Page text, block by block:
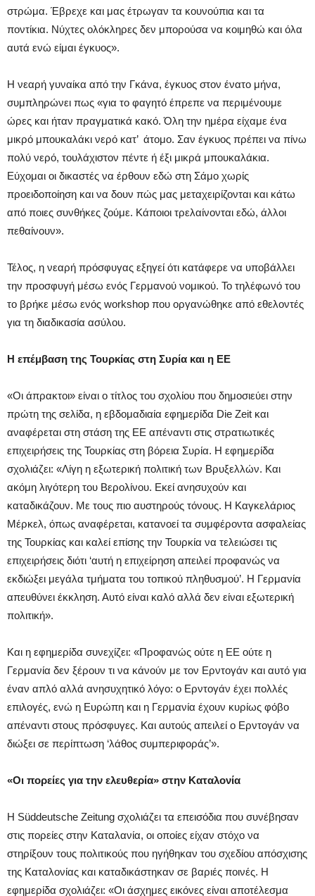
στρώμα. Έβρεχε και μας έτρωγαν τα κουνούπια και τα
ποντίκια. Νύχτες ολόκληρες δεν μπορούσα να κοιμηθώ και όλα
αυτά ενώ είμαι έγκυος».
Η νεαρή γυναίκα από την Γκάνα, έγκυος στον ένατο μήνα,
συμπληρώνει πως «για το φαγητό έπρεπε να περιμένουμε
ώρες και ήταν πραγματικά κακό. Όλη την ημέρα είχαμε ένα
μικρό μπουκαλάκι νερό κατ’ άτομο. Σαν έγκυος πρέπει να πίνω
πολύ νερό, τουλάχιστον πέντε ή έξι μικρά μπουκαλάκια.
Εύχομαι οι δικαστές να έρθουν εδώ στη Σάμο χωρίς
προειδοποίηση και να δουν πώς μας μεταχειρίζονται και κάτω
από ποιες συνθήκες ζούμε. Κάποιοι τρελαίνονται εδώ, άλλοι
πεθαίνουν».
Τέλος, η νεαρή πρόσφυγας εξηγεί ότι κατάφερε να υποβάλλει
την προσφυγή μέσω ενός Γερμανού νομικού. Το τηλέφωνό του
το βρήκε μέσω ενός workshop που οργανώθηκε από εθελοντές
για τη διαδικασία ασύλου.
Η επέμβαση της Τουρκίας στη Συρία και η ΕΕ
«Οι άπρακτοι» είναι ο τίτλος του σχολίου που δημοσιεύει στην
πρώτη της σελίδα, η εβδομαδιαία εφημερίδα Die Zeit και
αναφέρεται στη στάση της ΕΕ απέναντι στις στρατιωτικές
επιχειρήσεις της Τουρκίας στη βόρεια Συρία. Η εφημερίδα
σχολιάζει: «Λίγη η εξωτερική πολιτική των Βρυξελλών. Και
ακόμη λιγότερη του Βερολίνου. Εκεί ανησυχούν και
καταδικάζουν. Με τους πιο αυστηρούς τόνους. Η Καγκελάριος
Μέρκελ, όπως αναφέρεται, κατανοεί τα συμφέροντα ασφαλείας
της Τουρκίας και καλεί επίσης την Τουρκία να τελειώσει τις
επιχειρήσεις διότι ‘αυτή η επιχείρηση απειλεί προφανώς να
εκδιώξει μεγάλα τμήματα του τοπικού πληθυσμού’. Η Γερμανία
απευθύνει έκκληση. Αυτό είναι καλό αλλά δεν είναι εξωτερική
πολιτική».
Και η εφημερίδα συνεχίζει: «Προφανώς ούτε η ΕΕ ούτε η
Γερμανία δεν ξέρουν τι να κάνούν με τον Ερντογάν και αυτό για
έναν απλό αλλά ανησυχητικό λόγο: ο Ερντογάν έχει πολλές
επιλογές, ενώ η Ευρώπη και η Γερμανία έχουν κυρίως φόβο
απέναντι στους πρόσφυγες. Και αυτούς απειλεί ο Ερντογάν να
διώξει σε περίπτωση ‘λάθος συμπεριφοράς’».
«Οι πορείες για την ελευθερία» στην Καταλονία
Η Süddeutsche Zeitung σχολιάζει τα επεισόδια που συνέβησαν
στις πορείες στην Καταλανία, οι οποίες είχαν στόχο να
στηρίξουν τους πολιτικούς που ηγήθηκαν του σχεδίου απόσχισης
της Καταλονίας και καταδικάστηκαν σε βαριές ποινές. Η
εφημερίδα σχολιάζει: «Οι άσχημες εικόνες είναι αποτέλεσμα